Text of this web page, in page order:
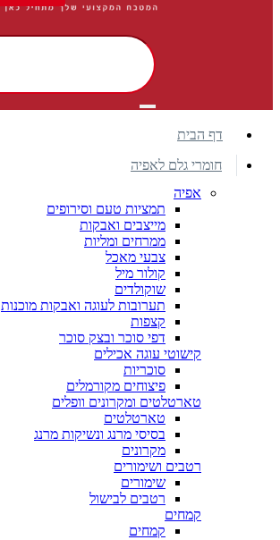
דף הבית
חומרי גלם לאפיה
אפיה
תמציות טעם וסירופים
מייצבים ואבקות
ממרחים ומליות
צבעי מאכל
קולור מיל
שוקולדים
תערובות לעוגה ואבקות מוכנות
קצפות
דפי סוכר ובצק סוכר
קישוטי עוגה אכילים
סוכריות
פיצוחים מקורמלים
טארטלטים ומקרונים וופלים
טארטלטים
בסיסי מרנג ונשיקות מרנג
מקרונים
רטבים ושימורים
שימורים
רטבים לבישול
קמחים
קמחים